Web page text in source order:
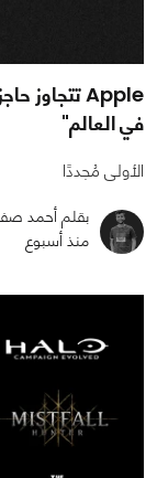
في العالم"
الأولى مُجددًا
بقلم أحمد
منذ أسبوع